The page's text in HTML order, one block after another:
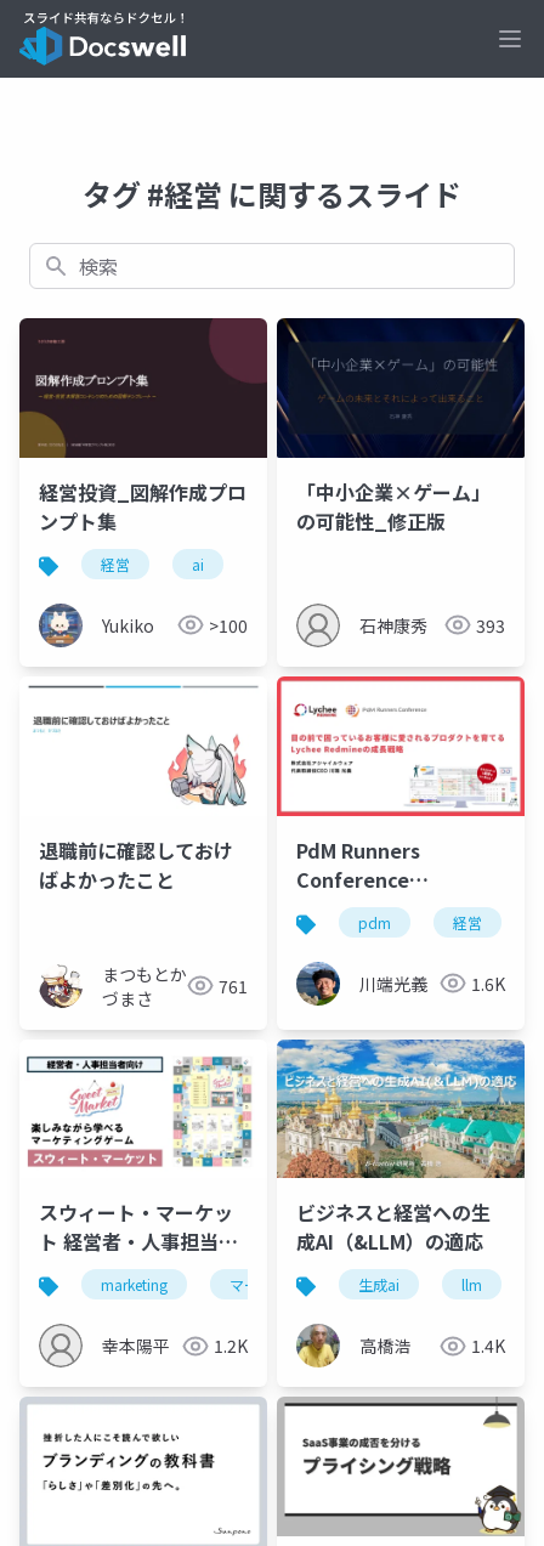
タグ #経営 に関するスライド
検索
経営投資_図解作成プロ
ンプト集
経営 ai
Yukiko >100
「中小企業×ゲーム」
の可能性_修正版
石神康秀 393
退職前に確認しておけ
ばよかったこと
まつもとか
づまさ
761
PdM Runners
Conference
2024.12.3@松江
pdm 経営
川端光義 1.6K
スウィート・マーケッ
ト 経営者・人事担当者
向け資料marketing マーケティング 研修 ビジネ
幸本陽平 1.2K
ビジネスと経営への生
成AI（&LLM）の適応
生成ai llm
高橋浩 1.4K